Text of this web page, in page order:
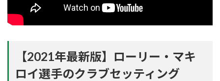
【2021年最新版】ローリー・マキ
ロイ選手のクラブセッティング